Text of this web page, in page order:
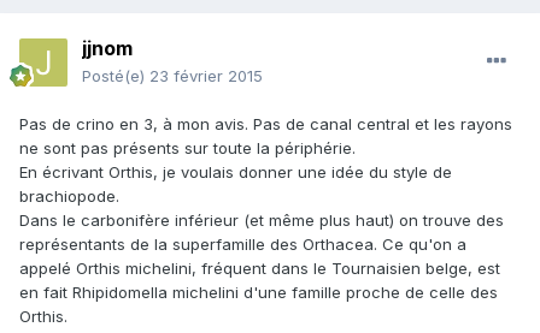
jjnom
Posté(e) 23 février 2015
Pas de crino en 3, à mon avis. Pas de canal central et les rayons
ne sont pas présents sur toute la périphérie.
En écrivant Orthis, je voulais donner une idée du style de
brachiopode.
Dans le carbonifère inférieur (et même plus haut) on trouve des
représentants de la superfamille des Orthacea. Ce qu'on a
appelé Orthis michelini, fréquent dans le Tournaisien belge, est
en fait Rhipidomella michelini d'une famille proche de celle des
Orthis.